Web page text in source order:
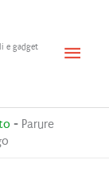
e gadget
Menu
- Parure